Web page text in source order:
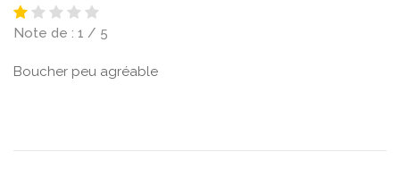
Note de : 1 / 5
Boucher peu agréable